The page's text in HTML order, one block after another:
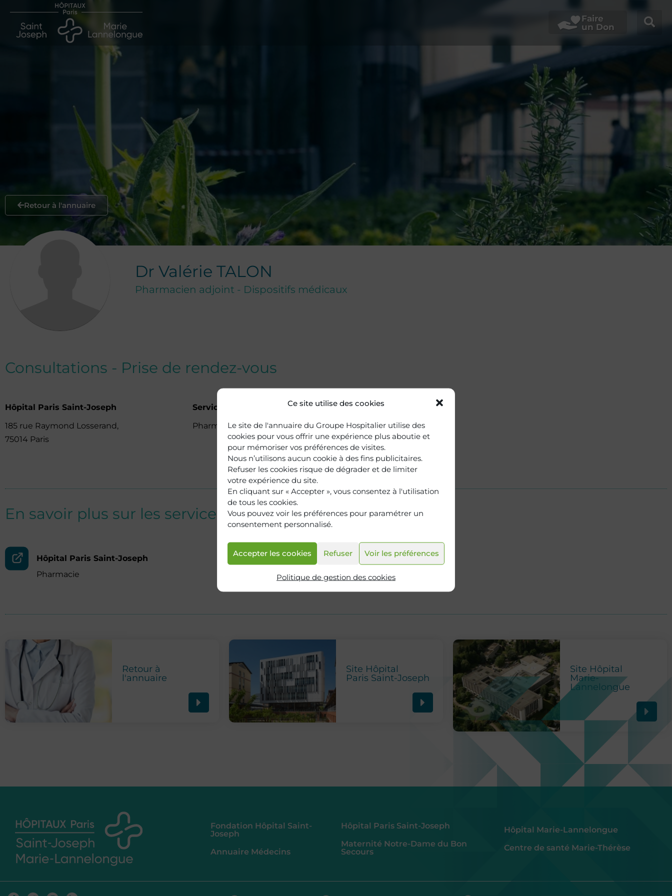
Ce site utilise des cookies
Le site de l'annuaire du Groupe Hospitalier utilise des
cookies pour vous offrir une expérience plus aboutie et
pour mémoriser vos préférences de visites.
Nous n’utilisons aucun cookie à des fins publicitaires.
Refuser les cookies risque de dégrader et de limiter
votre expérience du site.
En cliquant sur « Accepter », vous consentez à l'utilisation
de tous les cookies.
Vous pouvez voir les préférences pour paramétrer un
consentement personnalisé.
Accepter les cookies Refuser Voir les préférences
Politique de gestion des cookies
Faire
un Don
Retour à l'annuaire
Dr Valérie TALON
Pharmacien adjoint - Dispositifs médicaux
Consultations - Prise de rendez-vous
Hôpital Paris Saint-Joseph
185 rue Raymond Losserand,
75014 Paris
Service Pharmacie
Pharmacien-ne
En savoir plus sur les services
Hôpital Paris Saint-Joseph
Pharmacie
Retour à
l'annuaire
Site Hôpital
Paris Saint-Joseph
Site Hôpital
Marie-
Lannelongue
Fondation Hôpital Saint-
Joseph
Annuaire Médecins
Hôpital Paris Saint-Joseph
Maternité Notre-Dame du Bon
Secours
Hôpital Marie-Lannelongue
Centre de santé Marie-Thérèse
Facebook-TwitterInstagramLinkedin-